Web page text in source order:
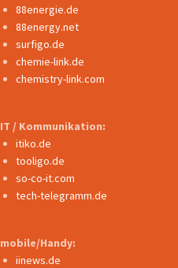
88energie.de
88energy.net
surfigo.de
chemie-link.de
chemistry-link.com
IT / Kommunikation:
itiko.de
tooligo.de
so-co-it.com
tech-telegramm.de
mobile/Handy:
iinews.de